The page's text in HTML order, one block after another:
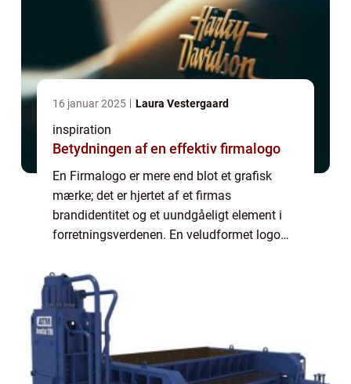
16 januar 2025 Laura Vestergaard
inspiration
Betydningen af en effektiv firmalogo
En Firmalogo er mere end blot et grafisk
mærke; det er hjertet af et firmas
brandidentitet og et uundgåeligt element i
forretningsverdenen. En veludformet logo
symbol for dit firma og det du st&ari...